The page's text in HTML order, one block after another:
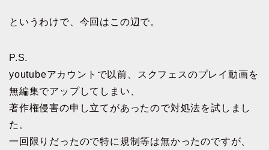
というわけで、今回はこの辺で。
P.S.
youtubeアカウントで以前、スクフェスのプレイ動画を
無編集でアップしてしまい、
著作権侵害の申し立てがあったので対処法を試しまし
た。
一回限りだったので特に規制等は無かったのですが、